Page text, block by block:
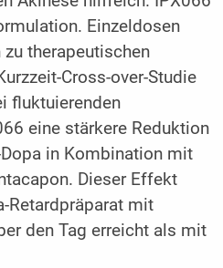
Einzeldosen
therapeutischen
Cross-over-Studie
fluktuierenden
eine stärkere Reduktion
in Kombination mit
Dieser Effekt
Retardpräparat mit
den Tag erreicht als mit